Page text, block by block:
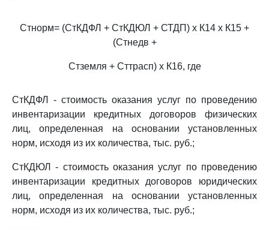
Стнорм= (СтКДФЛ + СтКДЮЛ + СТДП) x К14 x К15 +
(Стнедв +
Стземля + Сттрасп) x К16, где
СтКДФЛ - стоимость оказания услуг по проведению
инвентаризации кредитных договоров физических
лиц, определенная на основании установленных
норм, исходя из их количества, тыс. руб.;
СтКДЮЛ - стоимость оказания услуг по проведению
инвентаризации кредитных договоров юридических
лиц, определенная на основании установленных
норм, исходя из их количества, тыс. руб.;